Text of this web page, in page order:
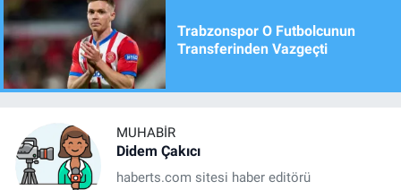
Trabzonspor O Futbolcunun
Transferinden Vazgeçti
MUHABIR
Didem Çakıcı
haberts.com sitesi haber editörü